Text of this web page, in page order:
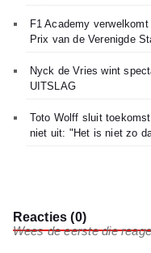
F1 Academy
Prix van de Verenigde
Nyck de Vries wint
UITSLAG
Toto Wolff sluit
niet uit: "Het is niet zo
Reacties (0)
Wees de eerste die